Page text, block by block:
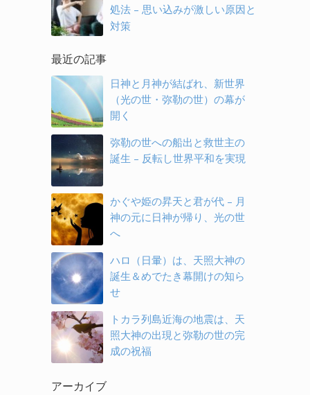
処法 – 思い込みが激しい原因と
対策
最近の記事
日神と月神が結ばれ、新世界
（光の世・弥勒の世）の幕が
開く
弥勒の世への船出と救世主の
誕生 – 反転し世界平和を実現
かぐや姫の昇天と君が代 – 月
神の元に日神が帰り、光の世
へ
ハロ（日暈）は、天照大神の
誕生＆めでたき幕開けの知ら
せ
トカラ列島近海の地震は、天
照大神の出現と弥勒の世の完
成の祝福
アーカイブ